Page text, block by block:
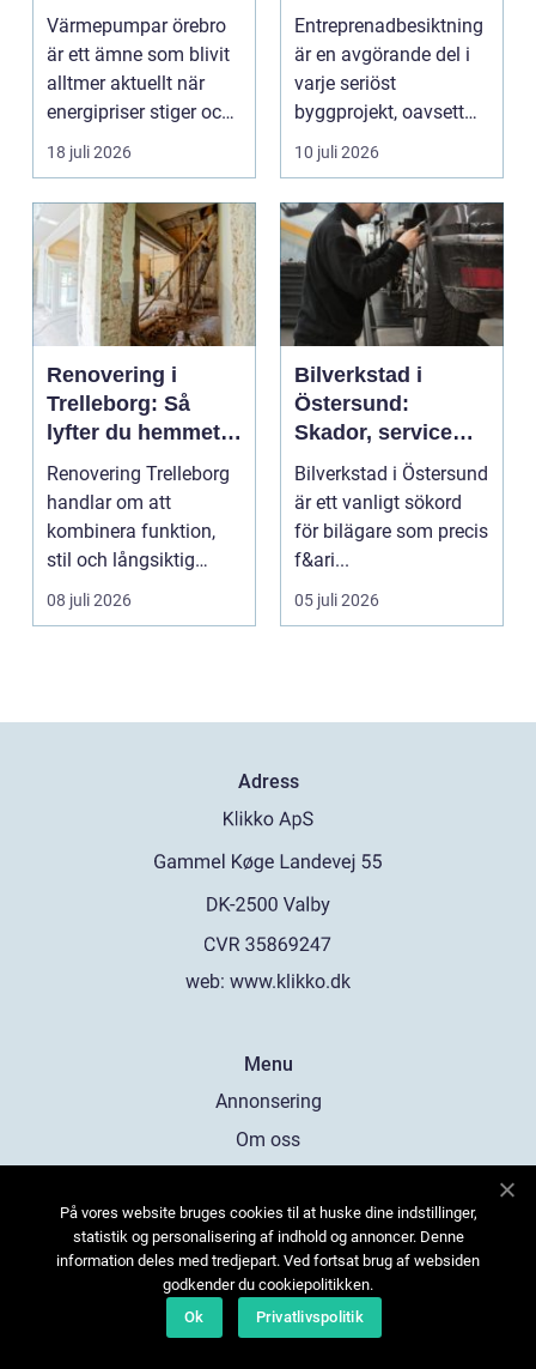
hus och
fastigheter
Värmepumpar örebro
är ett ämne som blivit
alltmer aktuellt när
energipriser stiger och
fler vill sän...
18 juli 2026
byggprojekt
Entreprenadbesiktning
är en avgörande del i
varje seriöst
byggprojekt, oavsett
om det handlar om en
10 juli 2026
Renovering i
Trelleborg: Så
lyfter du hemmet
på ett smart sätt
Renovering Trelleborg
handlar om att
kombinera funktion,
stil och långsiktig
ekonomi i samma p...
08 juli 2026
Bilverkstad i
Östersund:
Skador, service
och smarta val för
din bil
Bilverkstad i Östersund
är ett vanligt sökord
för bilägare som precis
f&ari...
05 juli 2026
Adress
web: www.klikko.dk
Menu
Annonsering
Om oss
Kontakta oss
Sitemap
På vores website bruges cookies til at huske dine indstillinger,
statistik og personalisering af indhold og annoncer. Denne
information deles med tredjepart. Ved fortsat brug af websiden
godkender du cookiepolitikken.
Ok
Privatlivspolitik